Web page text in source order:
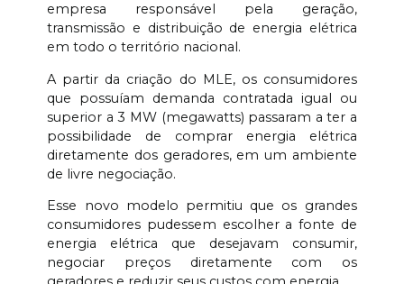
empresa responsável pela geração,
transmissão e distribuição de energia elétrica
em todo o território nacional.
A partir da criação do MLE, os consumidores
que possuíam demanda contratada igual ou
superior a 3 MW (megawatts) passaram a ter a
possibilidade de comprar energia elétrica
diretamente dos geradores, em um ambiente
de livre negociação.
Esse novo modelo permitiu que os grandes
consumidores pudessem escolher a fonte de
energia elétrica que desejavam consumir,
negociar preços diretamente com os